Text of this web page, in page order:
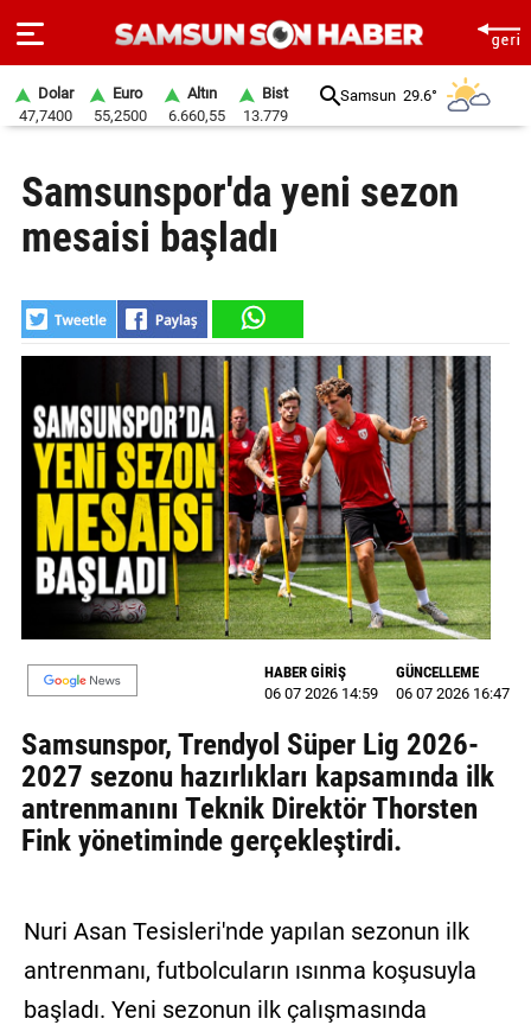
SAYFA
SAMSUN
SAMSUNSPOR
SİYASET
EKONOMİ
DÜNYA
MAGAZİN
GALERİ
VİDEO
BİZE
ULAŞIN
Künye
Politikası
Dolar
47,7400
Euro
55,2500
Altın
6.660,55
Bist
13.779
Samsun 29.6°
Samsunspor'da yeni sezon
mesaisi başladı
HABER GİRİŞ
06 07 2026 14:59
GÜNCELLEME
06 07 2026 16:47
Samsunspor, Trendyol Süper Lig 2026-
2027 sezonu hazırlıkları kapsamında ilk
antrenmanını Teknik Direktör Thorsten
Fink yönetiminde gerçekleştirdi.
Nuri Asan Tesisleri'nde yapılan sezonun ilk
antrenmanı, futbolcuların ısınma koşusuyla
başladı. Yeni sezonun ilk çalışmasında